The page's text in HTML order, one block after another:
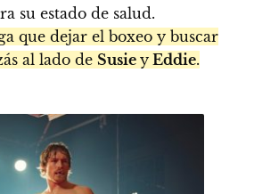
su estado de salud.
que dejar el boxeo y buscar
al lado de Susie y Eddie.